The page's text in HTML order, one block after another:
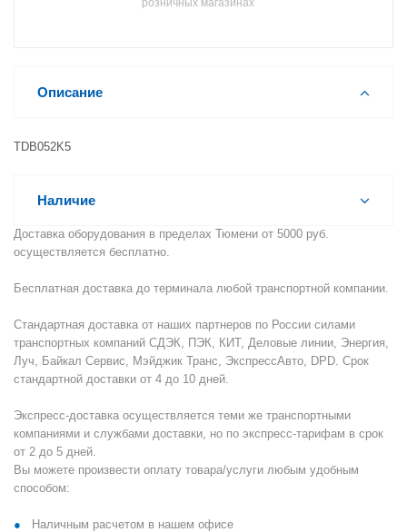
розничных магазинах
Описание
TDB052K5
Наличие
Доставка оборудования в пределах Тюмени от 5000 руб.
осуществляется бесплатно.
Бесплатная доставка до терминала любой транспортной компании.
Стандартная доставка от наших партнеров по России силами
транспортных компаний СДЭК, ПЭК, КИТ, Деловые линии, Энергия,
Луч, Байкал Сервис, Мэйджик Транс, ЭкспрессАвто, DPD. Срок
стандартной доставки от 4 до 10 дней.
Экспресс-доставка осуществляется теми же транспортными
компаниями и службами доставки, но по экспресс-тарифам в срок
от 2 до 5 дней.
Вы можете произвести оплату товара/услуги любым удобным
способом:
Наличным расчетом в нашем офисе